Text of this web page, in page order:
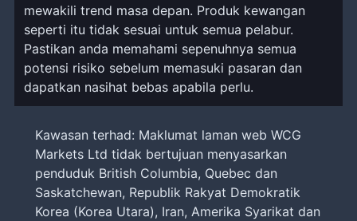
mewakili trend masa depan. Produk kewangan
seperti itu tidak sesuai untuk semua pelabur.
Pastikan anda memahami sepenuhnya semua
potensi risiko sebelum memasuki pasaran dan
dapatkan nasihat bebas apabila perlu.
Kawasan terhad: Maklumat laman web WCG
Markets Ltd tidak bertujuan menyasarkan
penduduk British Columbia, Quebec dan
Saskatchewan, Republik Rakyat Demokratik
Korea (Korea Utara), Iran, Amerika Syarikat dan